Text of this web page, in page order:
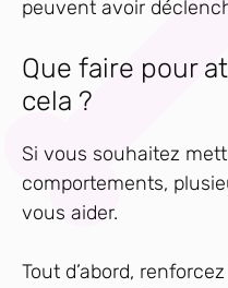
peuvent avoir
Que faire pour
cela ?
Si vous souhaitez
comportements,
vous aider.
Tout d’abord,